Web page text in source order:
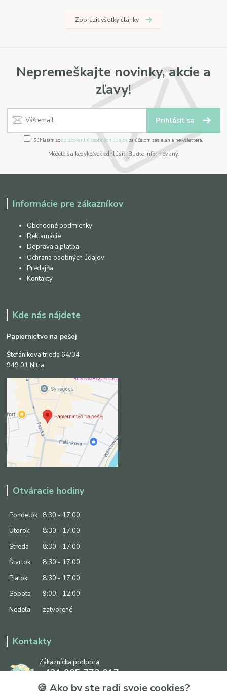
Zobraziť všetky články
Nepremeškajte novinky, akcie a
zľavy!
Prihlásiť sa
Súhlasím sospracovaním osobných údajov za účelom zasielania newslettera.
Môžete sa kedykoľvek odhlásiť. Buďte informovaný.
Informácie pre zákazníkov
Obchodné podmienky
Reklamácie
Doprava a platba
Ochrana osobných údajov
Predajňa
Kontakty
Kde nás nájdete
Papiernictvo na pešej
Štefánikova trieda 64/34
949 01 Nitra
Otváracie hodiny
Pondelok
8:30 - 17:00
Utorok
8:30 - 17:00
Streda
8:30 - 17:00
Štvrtok
8:30 - 17:00
Piatok
8:30 - 17:00
Sobota
9:00 - 12:00
Nedeľa
zatvorené
Kontakty
Zákaznícka podpora
+421 905 773 017
(Po-Pia, 8:30 - 17:00, So: 9:00 - 12:00)
🍪 Ako by ste radi svoje cookies?